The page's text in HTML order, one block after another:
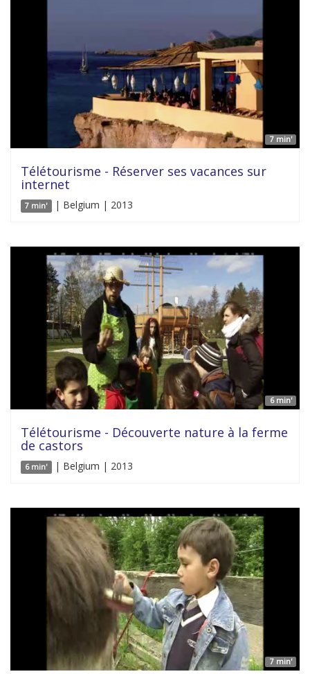
7 min'
Télétourisme - Réserver ses vacances sur
internet
7 min' | Belgium | 2013
6 min'
Télétourisme - Découverte nature à la ferme
de castors
6 min' | Belgium | 2013
7 min'